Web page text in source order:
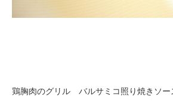
鶏胸肉のグリル バルサミコ照り焼きソー